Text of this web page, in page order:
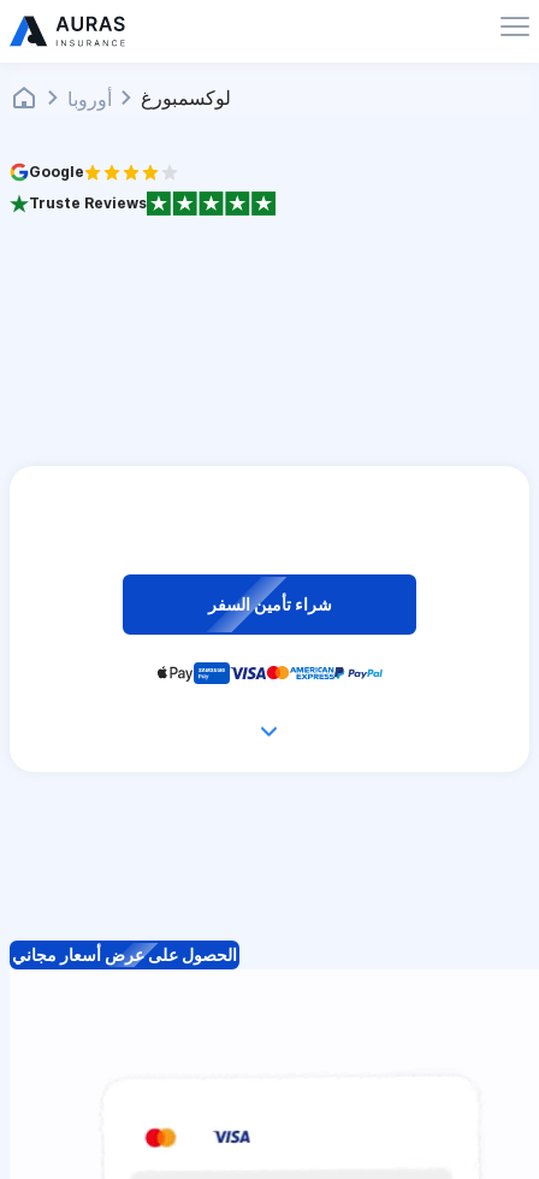
أوروبا لوكسمبورغ
Google
Truste Reviews
شراء تأمين السفر
الحصول على عرض أسعار مجاني